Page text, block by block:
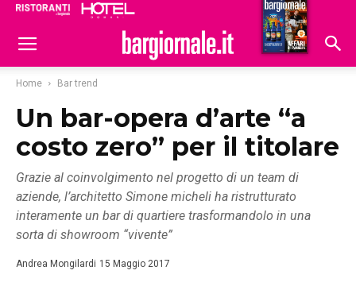
Hoteldomani
Home Bar trend
Un bar-opera d’arte “a
costo zero” per il titolare
Grazie al coinvolgimento nel progetto di un team di
aziende, l’architetto Simone micheli ha ristrutturato
interamente un bar di quartiere trasformandolo in una
sorta di showroom “vivente”
Andrea Mongilardi 15 Maggio 2017